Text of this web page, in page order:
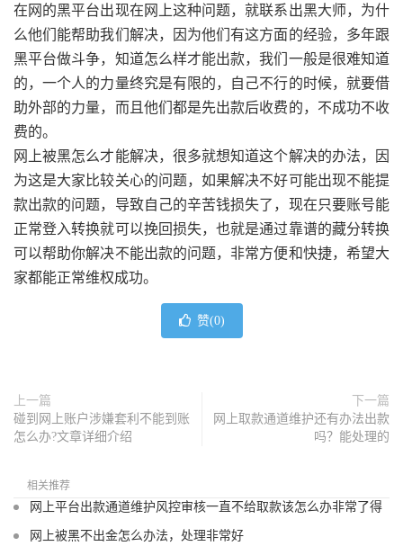
在网的黑平台出现在网上这种问题，就联系出黑大师，为什
么他们能帮助我们解决，因为他们有这方面的经验，多年跟
黑平台做斗争，知道怎么样才能出款，我们一般是很难知道
的，一个人的力量终究是有限的，自己不行的时候，就要借
助外部的力量，而且他们都是先出款后收费的，不成功不收
费的。
网上被黑怎么才能解决，很多就想知道这个解决的办法，因
为这是大家比较关心的问题，如果解决不好可能出现不能提
款出款的问题，导致自己的辛苦钱损失了，现在只要账号能
正常登入转换就可以挽回损失，也就是通过靠谱的藏分转换
可以帮助你解决不能出款的问题，非常方便和快捷，希望大
家都能正常维权成功。
赞(0)
上一篇
碰到网上账户涉嫌套利不能到账
怎么办?文章详细介绍
下一篇
网上取款通道维护还有办法出款
吗？能处理的
相关推荐
网上平台出款通道维护风控审核一直不给取款该怎么办非常了得
网上被黑不出金怎么办法，处理非常好